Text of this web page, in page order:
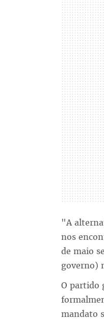
"A
nos
de maio
governo)
O partido
mandato